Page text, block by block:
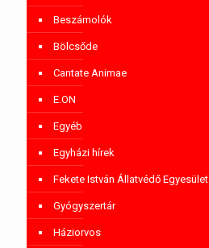
Beszámolók
Bölcsőde
Cantate Animae
E.ON
Egyéb
Egyházi hírek
Fekete István Állatvédő Egyesület
Gyógyszertár
Háziorvos